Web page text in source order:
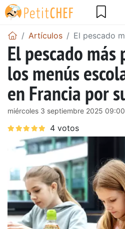
Artículos El pescado
El pescado
los menús
en Francia por
miércoles 3 septiembre 2025